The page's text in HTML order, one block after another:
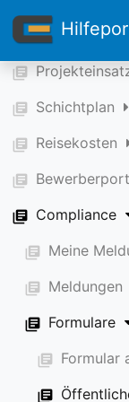
library_books -----
library_books
library_books Schichtplan
library_books Reisekosten
library_books
library_books Compliance
library_books Meine
library_books Meldungen
library_books Formulare
library_books Formular
library_books